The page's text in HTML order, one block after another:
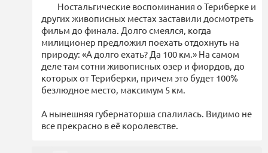
Ностальгические воспоминания о Териберке и
других живописных местах заставили досмотреть
фильм до финала. Долго смеялся, когда
милиционер предложил поехать отдохнуть на
природу: «А долго ехать? Да 100 км.» На самом
деле там сотни живописных озер и фиордов, до
которых от Териберки, причем это будет 100%
безлюдное место, максимум 5 км.
А нынешняя губернаторша спалилась. Видимо не
все прекрасно в её королевстве.